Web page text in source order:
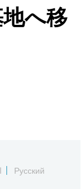
へ移
Русский